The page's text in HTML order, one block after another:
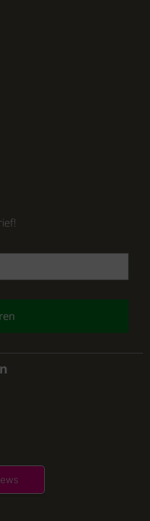
het comfort van
jouw paar in de
zelf hoe stijl en